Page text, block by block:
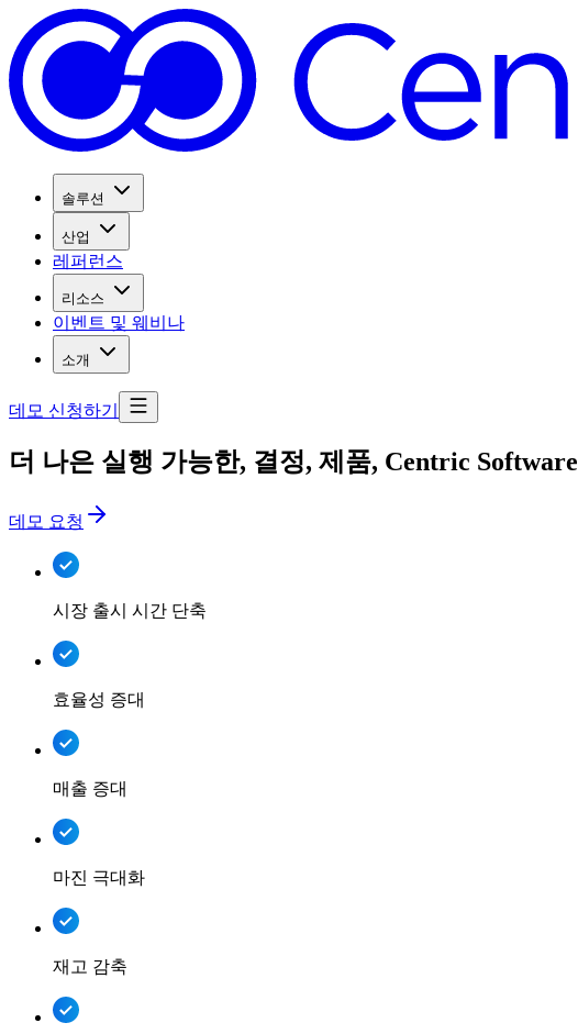
솔루션
산업
레퍼런스
리소스
이벤트 및 웨비나
소개
데모 신청하기
더 나은 실행 가능한, 결정, 제품, Centric Software
데모 요청
시장 출시 시간 단축
효율성 증대
매출 증대
마진 극대화
재고 감축